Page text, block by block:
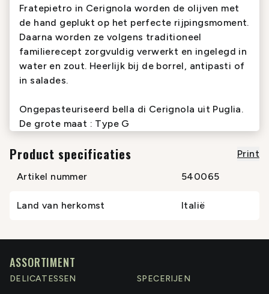
Fratepietro in Cerignola worden de olijven met
de hand geplukt op het perfecte rijpingsmoment.
Daarna worden ze volgens traditioneel
familierecept zorgvuldig verwerkt en ingelegd in
water en zout. Heerlijk bij de borrel, antipasti of
in salades.
Ongepasteuriseerd bella di Cerignola uit Puglia.
De grote maat : Type G
Product specificaties
Print
Artikel nummer
540065
Land van herkomst Italië
ASSORTIMENT
DELICATESSEN SPECERIJEN